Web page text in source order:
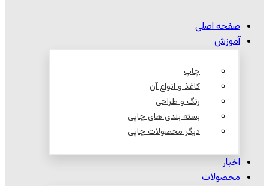
صفحه اصلی
آموزش
چاپ
کاغذ و انواع آن
رنگ و طراحی
بسته بندی های چاپی
دیگر محصولات چاپی
اخبار
محصولات